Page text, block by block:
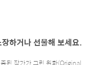
하거나 선물해 보세요.
된 작가가 그린 원화(Original